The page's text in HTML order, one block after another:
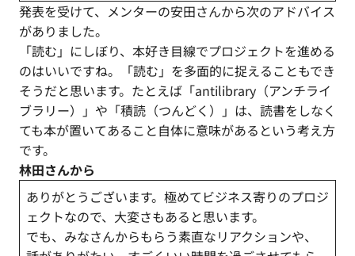
発表を受けて、メンターの安田さんから次のアドバイス
がありました。
「読む」にしぼり、本好き目線でプロジェクトを進める
のはいいですね。「読む」を多面的に捉えることもでき
そうだと思います。たとえば「antilibrary（アンチライ
ブラリー）」や「積読（つんどく）」は、読書をしなく
ても本が置いてあること自体に意味があるという考え方
です。
林田さんから
ありがとうございます。極めてビジネス寄りのプロジ
ェクトなので、大変さもあると思います。
でも、みなさんからもらう素直なリアクションや、